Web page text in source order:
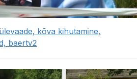
kõva kihutamine,
baertv2